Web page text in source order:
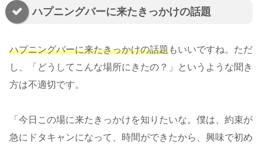
ハプニングバーに来たきっかけの話題
ハプニングバーに来たきっかけの話題もいいですね。ただ
し、「どうしてこんな場所にきたの？」というような聞き
方は不適切です。
「今日この場に来たきっかけを知りたいな。僕は、約束が
急にドタキャンになって、時間ができたから、興味で初め